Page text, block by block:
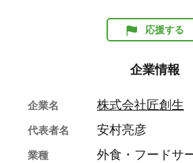
応援する
企業情報
企業名 株式会社匠創生
代表者名 安村亮彦
業種 外食・フードサ